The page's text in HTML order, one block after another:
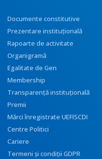
Documente constitutive
Prezentare instituţională
Rapoarte de activitate
Organigramă
Egalitate de Gen
Membership
Transparenţă instituţională
Premii
Mărci înregistrate UEFISCDI
Centre Politici
Cariere
Termeni și condiții GDPR